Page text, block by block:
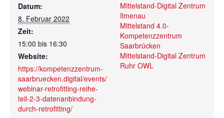
Datum:
8. Februar 2022
Zeit:
15:00 bis 16:30
Website:
https://kompetenzzentrum-
saarbruecken.digital/events/
webinar-retrofitting-reihe-
teil-2-3-datenanbindung-
durch-retrofitting/
Mittelstand-Digital Zentrum
Ilmenau
Mittelstand 4.0-
Kompetenzzentrum
Saarbrücken
Mittelstand-Digital Zentrum
Ruhr OWL